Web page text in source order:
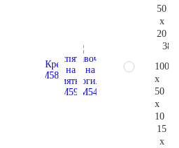
50
x
20
100
x
50
x
10
15
x